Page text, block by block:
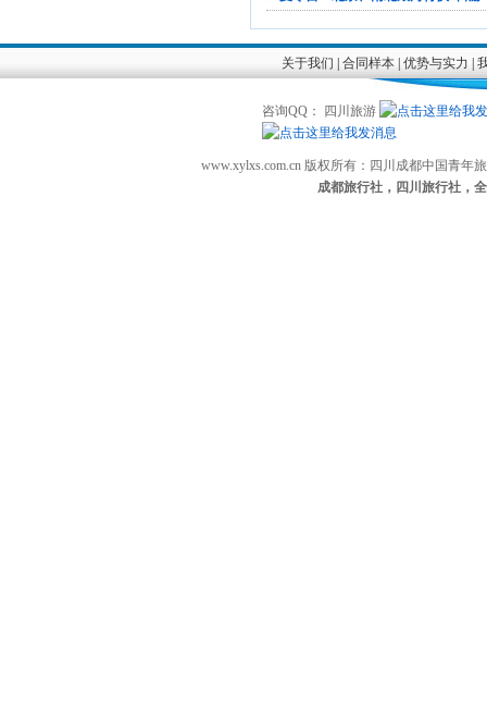
关于我们 合同样本| 优势与实力
咨询QQ： 四川旅游
www.xylxs.com.cn 版权所有：四川成都中国青
成都旅行社，四川旅行社，